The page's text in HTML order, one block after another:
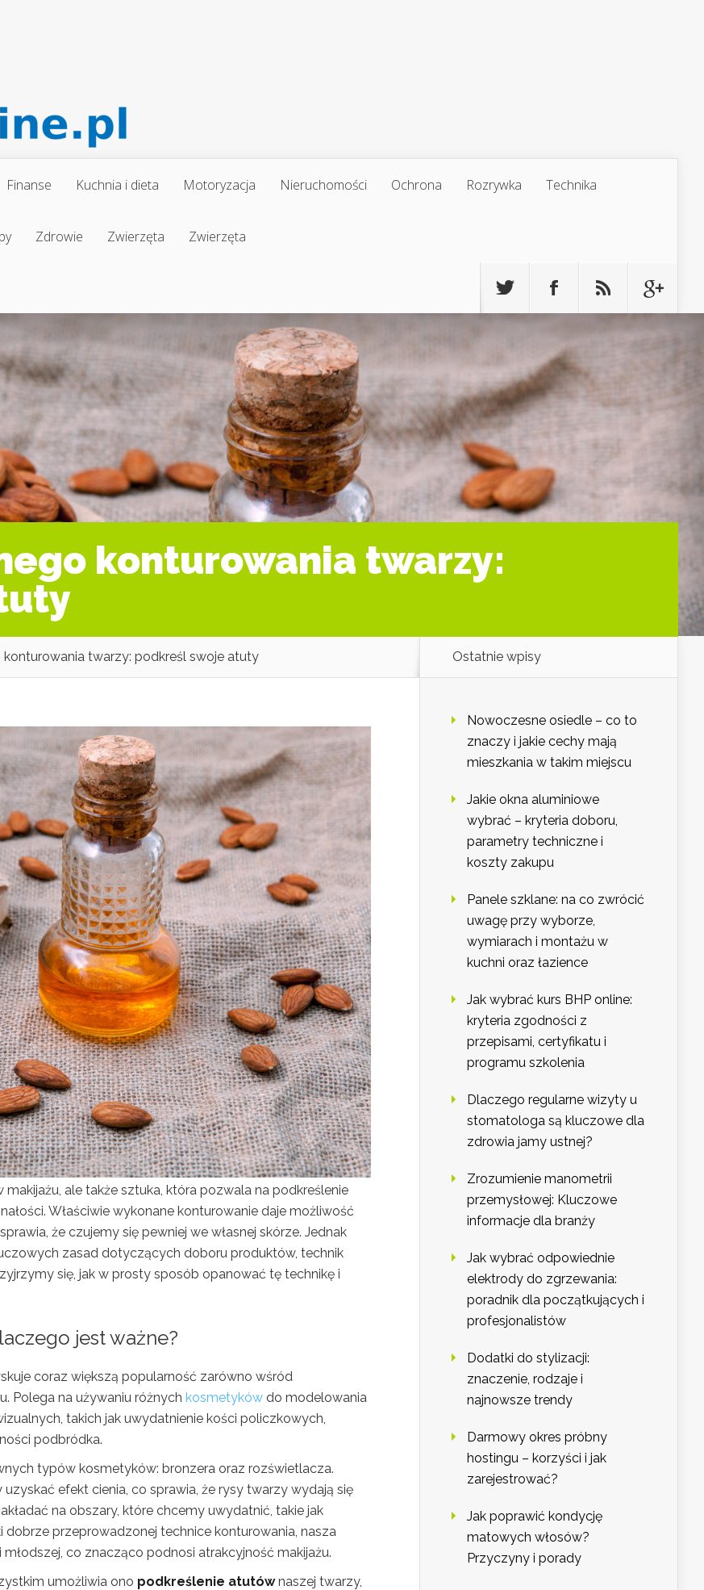
Finanse Kuchnia i dieta Motoryzacja Nieruchomości Ochrona Rozrywka Technika
Zdrowie Zwierzęta Zwierzęta
konturowania twarzy:
twarzy: podkreśl swoje atuty
ale także sztuka, która pozwala na podkreślenie
Właściwie wykonane konturowanie daje możliwość
że czujemy się pewniej we własnej skórze. Jednak
zasad dotyczących doboru produktów, technik
się, jak w prosty sposób opanować tę technikę i
jest ważne?
coraz większą popularność zarówno wśród
Polega na używaniu różnych kosmetyków do modelowania
takich jak uwydatnienie kości policzkowych,
podbródka.
typów kosmetyków: bronzera oraz rozświetlacza.
efekt cienia, co sprawia, że rysy twarzy wydają się
na obszary, które chcemy uwydatnić, takie jak
przeprowadzonej technice konturowania, nasza
co znacząco podnosi atrakcyjność makijażu.
umożliwia ono podkreślenie atutównaszej twarzy,
Ostatnie wpisy
Nowoczesne osiedle – co to
znaczy i jakie cechy mają
mieszkania w takim miejscu
Jakie okna aluminiowe
wybrać – kryteria doboru,
parametry techniczne i
koszty zakupu
Panele szklane: na co zwrócić
uwagę przy wyborze,
wymiarach i montażu w
kuchni oraz łazience
Jak wybrać kurs BHP online:
kryteria zgodności z
przepisami, certyfikatu i
programu szkolenia
Dlaczego regularne wizyty u
stomatologa są kluczowe dla
zdrowia jamy ustnej?
Zrozumienie manometrii
przemysłowej: Kluczowe
informacje dla branży
Jak wybrać odpowiednie
elektrody do zgrzewania:
poradnik dla początkujących i
profesjonalistów
Dodatki do stylizacji:
znaczenie, rodzaje i
najnowsze trendy
Darmowy okres próbny
hostingu – korzyści i jak
zarejestrować?
Jak poprawić kondycję
matowych włosów?
Przyczyny i porady